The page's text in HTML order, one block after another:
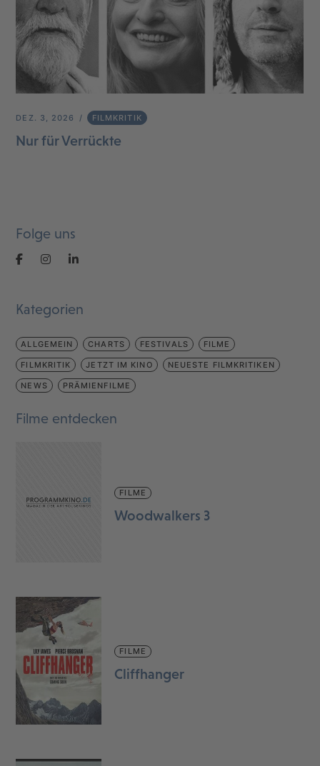
DEZ. 3, 2026 FILMKRITIK
Nur für Verrückte
Folge uns
Kategorien
ALLGEMEIN CHARTS FESTIVALS FILME
FILMKRITIK JETZT IM KINO NEUESTE FILMKRITIKEN
NEWS PRÄMIENFILME
Filme entdecken
FILME
Woodwalkers 3
FILME
Cliffhanger